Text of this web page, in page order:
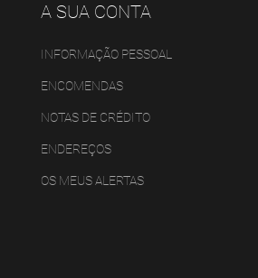
A SUA CONTA
INFORMAÇÃO PESSOAL
ENCOMENDAS
NOTAS DE CRÉDITO
ENDEREÇOS
OS MEUS ALERTAS